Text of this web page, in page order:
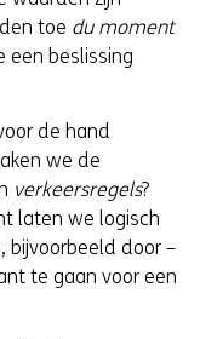
toe du moment
een beslissing
de hand
we de
verkeersregels?
laten we logisch
bijvoorbeeld door –
te gaan voor een